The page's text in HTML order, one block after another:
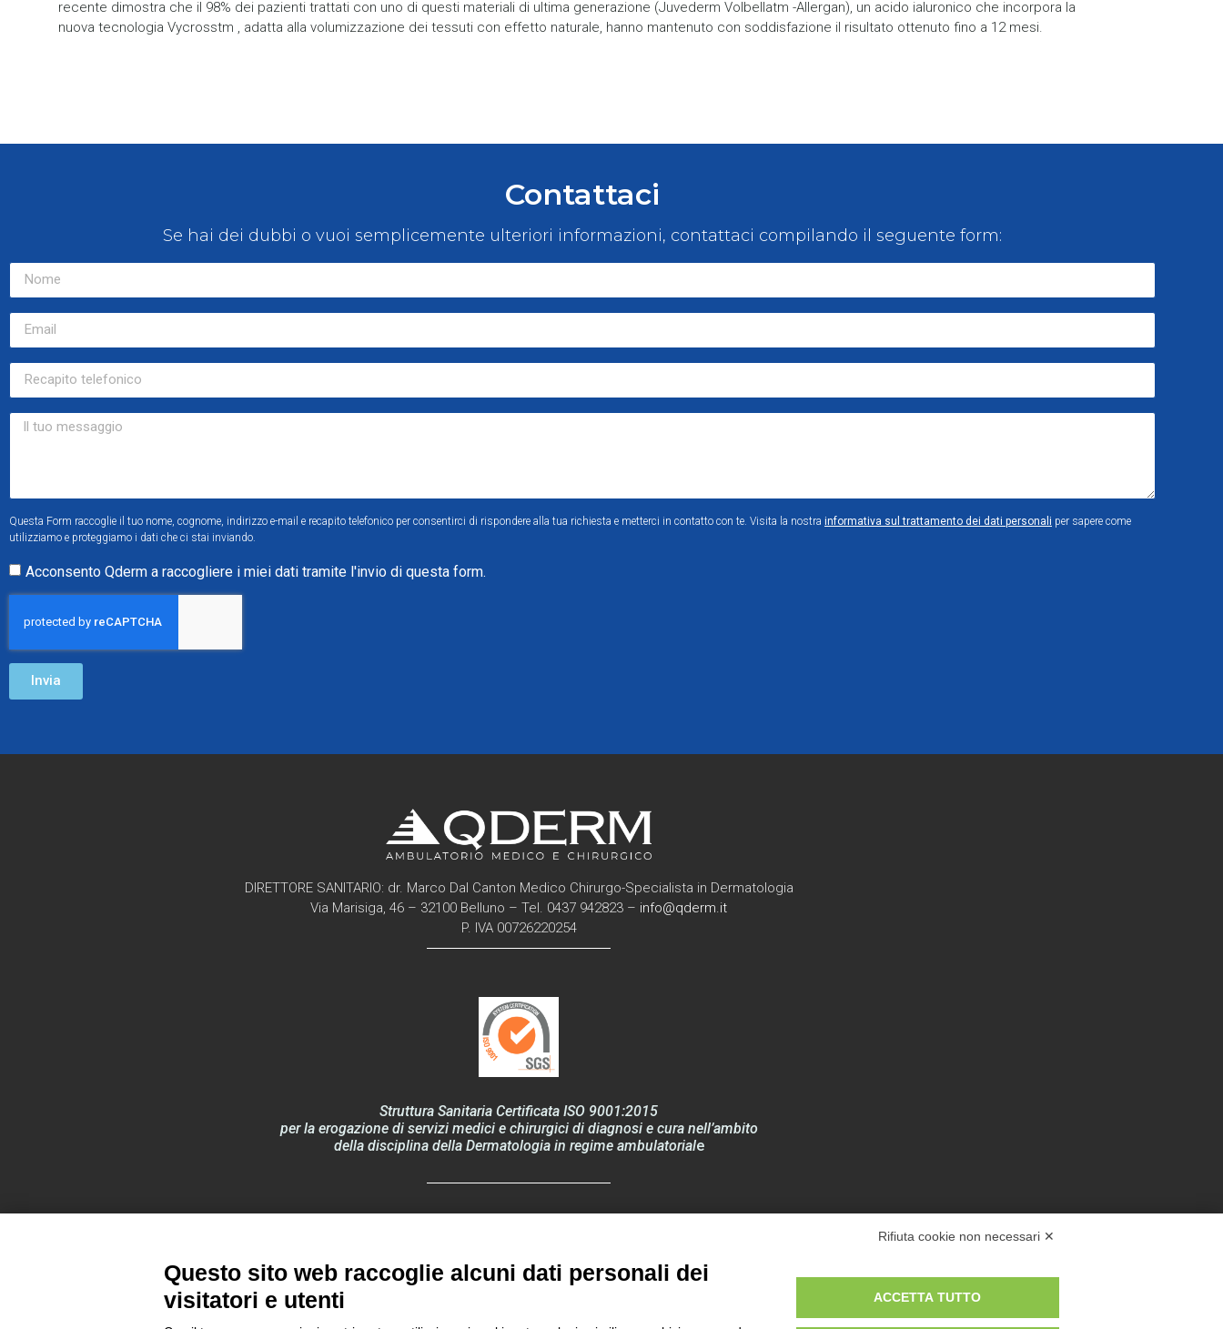
recente dimostra che il 98% dei pazienti trattati con uno di questi materiali di ultima generazione (Juvederm Volbellatm -Allergan), un acido ialuronico che incorpora la
nuova tecnologia Vycrosstm , adatta alla volumizzazione dei tessuti con effetto naturale, hanno mantenuto con soddisfazione il risultato ottenuto fino a 12 mesi.
Contattaci
Se hai dei dubbi o vuoi semplicemente ulteriori informazioni, contattaci compilando il seguente form:
Questa Form raccoglie il tuo nome, cognome, indirizzo e-mail e recapito telefonico per consentirci di rispondere alla tua richiesta e metterci in contatto con te. Visita la nostra informativa sul trattamento dei dati personali per sapere come
utilizziamo e proteggiamo i dati che ci stai inviando.
Acconsento Qderm a raccogliere i miei dati tramite l'invio di questa form.
Invia
DIRETTORE SANITARIO: dr. Marco Dal Canton Medico Chirurgo-Specialista in Dermatologia
Via Marisiga, 46 – 32100 Belluno – Tel. 0437 942823 – info@qderm.it
P. IVA 00726220254
Struttura Sanitaria Certificata ISO 9001:2015
per la erogazione di servizi medici e chirurgici di diagnosi e cura nell’ambito
della disciplina della Dermatologia in regime ambulatoriale
Rifiuta cookie non necessari ✕
Questo sito web raccoglie alcuni dati personali dei
visitatori e utenti
ACCETTA TUTTO